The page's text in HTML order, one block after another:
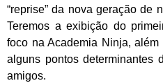
“reprise” da nova geração de
Teremos a exibição do
foco na Academia Ninja,
alguns pontos determinantes
amigos.